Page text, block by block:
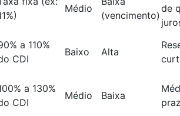
Médio
(vencimento)
de
a 110%
CDI
Baixo Alta
a 130%
CDI
Médio Baixa